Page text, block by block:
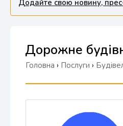
Додайте свою новину,
Дорожне
Головна › Послуги ›